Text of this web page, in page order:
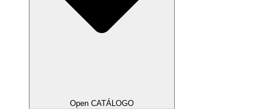
Open CATÁLOGO